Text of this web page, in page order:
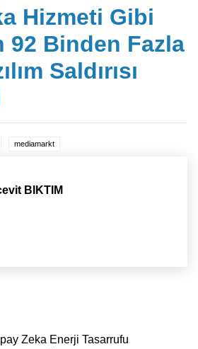
Hizmeti Gibi
92 Binden Fazla
Saldırısı
mediamarkt
BIKTIM
Zeka Enerji Tasarrufu